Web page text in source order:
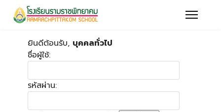
ยินดีต้อนรับ, บุคคลทั่วไป
ชื่อผู้ใช้:
รหัสผ่าน: